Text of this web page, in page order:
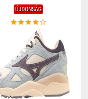
ÚJDONSÁG